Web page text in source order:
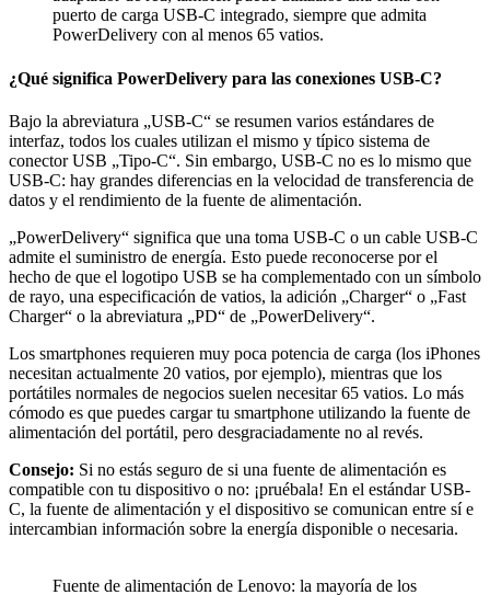
puerto de carga USB-C integrado, siempre que admita
PowerDelivery con al menos 65 vatios.
¿Qué significa PowerDelivery para las conexiones USB-C?
Bajo la abreviatura „USB-C“ se resumen varios estándares de
interfaz, todos los cuales utilizan el mismo y típico sistema de
conector USB „Tipo-C“. Sin embargo, USB-C no es lo mismo que
USB-C: hay grandes diferencias en la velocidad de transferencia de
datos y el rendimiento de la fuente de alimentación.
„PowerDelivery“ significa que una toma USB-C o un cable USB-C
admite el suministro de energía. Esto puede reconocerse por el
hecho de que el logotipo USB se ha complementado con un símbolo
de rayo, una especificación de vatios, la adición „Charger“ o „Fast
Charger“ o la abreviatura „PD“ de „PowerDelivery“.
Los smartphones requieren muy poca potencia de carga (los iPhones
necesitan actualmente 20 vatios, por ejemplo), mientras que los
portátiles normales de negocios suelen necesitar 65 vatios. Lo más
cómodo es que puedes cargar tu smartphone utilizando la fuente de
alimentación del portátil, pero desgraciadamente no al revés.
Consejo: Si no estás seguro de si una fuente de alimentación es
compatible con tu dispositivo o no: ¡pruébala! En el estándar USB-
C, la fuente de alimentación y el dispositivo se comunican entre sí e
intercambian información sobre la energía disponible o necesaria.
Fuente de alimentación de Lenovo: la mayoría de los